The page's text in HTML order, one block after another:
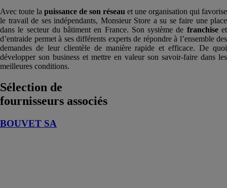
Avec toute la puissance de son réseau et une organisation qui favorise
le travail de ses indépendants, Monsieur Store a su se faire une place
dans le secteur du bâtiment en France. Son système de franchiseet
d’entraide permet à ses différents experts de répondre à l’ensemble des
demandes de leur clientèle de manière rapide et efficace. De quoi
développer son business et mettre en valeur son savoir-faire dans les
meilleures conditions.
Sélection de
fournisseurs associés
BOUVET SA